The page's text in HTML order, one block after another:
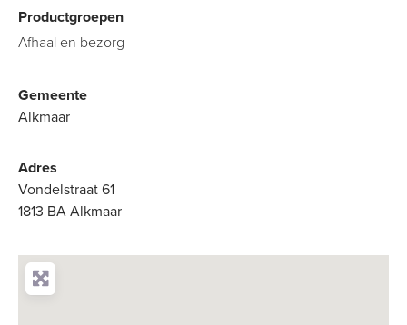
Productgroepen
Afhaal en bezorg
Gemeente
Alkmaar
Adres
Vondelstraat 61
1813 BA Alkmaar